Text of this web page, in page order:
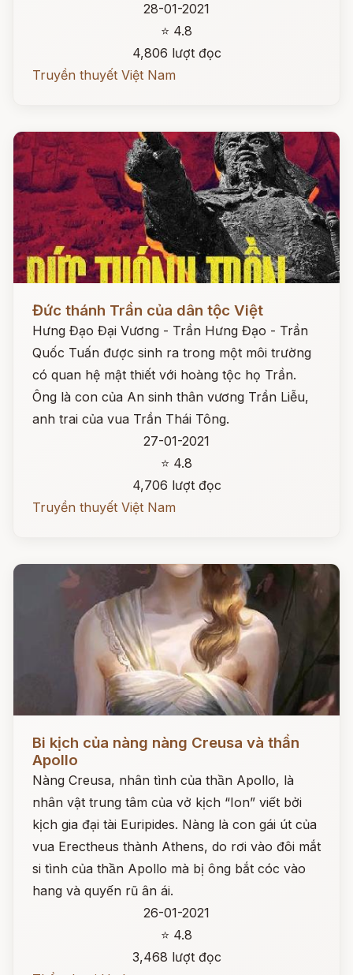
28-01-2021
⭐ 4.8
4,806 lượt đọc
Truyền thuyết Việt Nam
Đức thánh Trần của dân tộc Việt
Hưng Đạo Đại Vương - Trần Hưng Đạo - Trần
Quốc Tuấn được sinh ra trong một môi trường
có quan hệ mật thiết với hoàng tộc họ Trần.
Ông là con của An sinh thân vương Trần Liễu,
anh trai của vua Trần Thái Tông.
27-01-2021
⭐ 4.8
4,706 lượt đọc
Truyền thuyết Việt Nam
Bi kịch của nàng nàng Creusa và thần
Apollo
Nàng Creusa, nhân tình của thần Apollo, là
nhân vật trung tâm của vở kịch “Ion” viết bởi
kịch gia đại tài Euripides. Nàng là con gái út của
vua Erectheus thành Athens, do rơi vào đôi mắt
si tình của thần Apollo mà bị ông bắt cóc vào
hang và quyến rũ ân ái.
26-01-2021
⭐ 4.8
3,468 lượt đọc